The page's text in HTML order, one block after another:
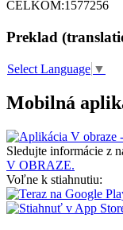
CELKOM:1577256
Preklad
Select Language ▼
Mobilná
Sledujte informácie z
V OBRAZE.
Voľne k stiahnutiu: